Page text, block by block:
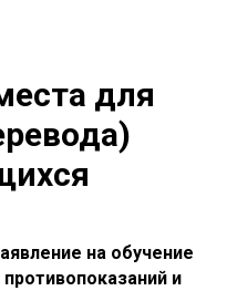
для
на обучение
и